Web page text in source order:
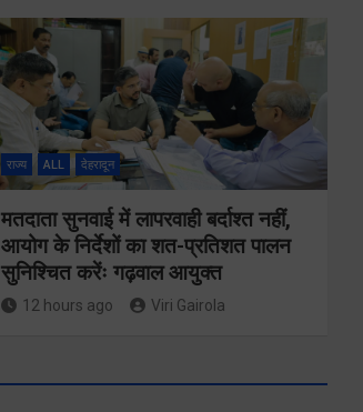
राज्य ALL देहरादून
मतदाता सुनवाई में लापरवाही बर्दाश्त नहीं,
आयोग के निर्देशों का शत-प्रतिशत पालन
सुनिश्चित करेंः गढ़वाल आयुक्त
12 hours ago Viri Gairola